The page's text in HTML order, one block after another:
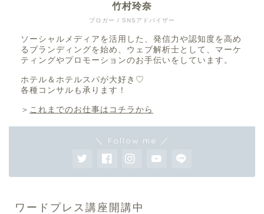
ブロガー / SNSアドバイザー
竹村玲奈
ソーシャルメディアを活用した、発信力や認知度を高め
るブランディングを始め、ウェブ解析士として、マーケ
ティングやプロモーションのお手伝いをしています。
ホテル＆ホテルスパが大好き♡
各種コンサルも承ります！
＞ これまでのお仕事はコチラから
＼ Follow me ／
ワードプレス講座開講中